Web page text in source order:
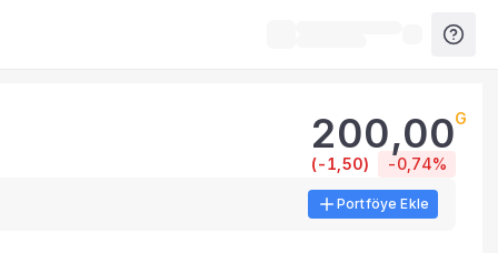
200,00G
(-1,50) -0,74%
Portföye Ekle